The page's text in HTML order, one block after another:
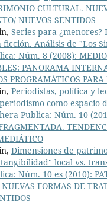
CULTURAL.
NUEVOS SENTIDOS
Series para
Análisis de "Los
Núm. 8 (2008):
PANORAMA
PROGRAMÁTICOS PARA
Periodistas, política y
como espacio
Publica: Núm. 10
Dimensiones de
local vs.
Núm. 10 es (2010):
FORMAS DE